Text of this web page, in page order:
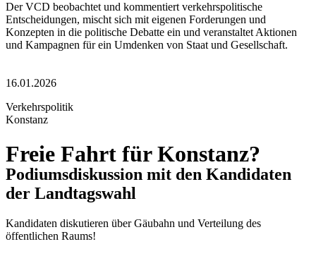
Der VCD beobachtet und kommentiert verkehrspolitische
Entscheidungen, mischt sich mit eigenen Forderungen und
Konzepten in die politische Debatte ein und veranstaltet Aktionen
und Kampagnen für ein Umdenken von Staat und Gesellschaft.
16.01.2026
Verkehrspolitik
Konstanz
Freie Fahrt für Konstanz?
Podiumsdiskussion mit den Kandidaten
der Landtagswahl
Kandidaten diskutieren über Gäubahn und Verteilung des
öffentlichen Raums!